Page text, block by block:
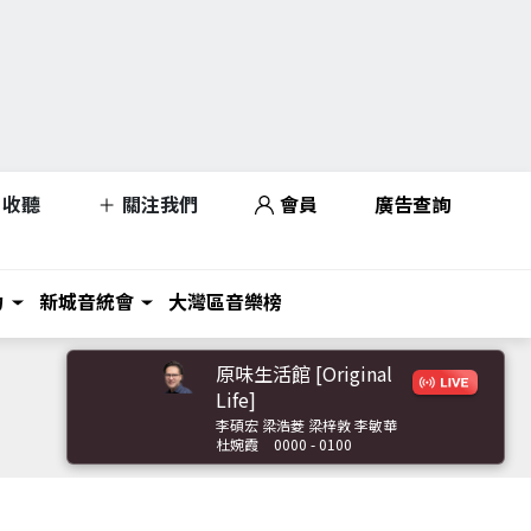
收聽 關注我們 會員 廣告查詢
新城音統會 大灣區音樂榜
原味生活館 [Original
Life]
李碩宏 梁浩菱 梁梓敦 李敏華
杜婉霞
0000 - 0100